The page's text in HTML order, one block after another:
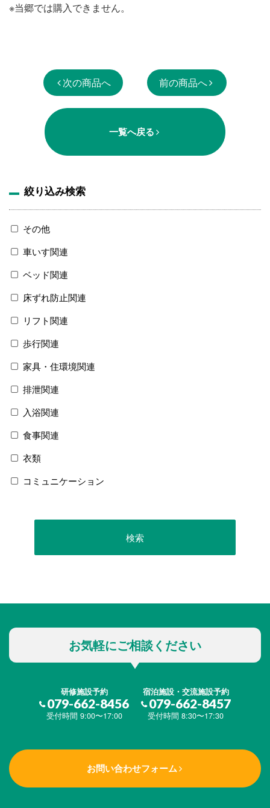
※当郷では購入できません。
次の商品へ 前の商品へ
一覧へ戻る
絞り込み検索
その他
車いす関連
ベッド関連
床ずれ防止関連
リフト関連
歩行関連
家具・住環境関連
排泄関連
入浴関連
食事関連
衣類
コミュニケーション
お気軽にご相談ください
研修施設予約
079-662-8456
受付時間 9:00〜17:00
宿泊施設・交流施設予約
079-662-8457
受付時間 8:30〜17:30
お問い合わせフォーム